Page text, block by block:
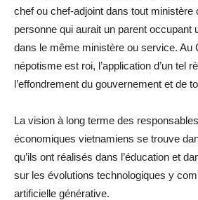
chef ou chef-adjoint dans tout ministère
personne qui aurait un parent occupant
dans le même ministère ou service. Au
népotisme est roi, l’application d’un tel
l’effondrement du gouvernement et de
La vision à long terme des
économiques vietnamiens se trouve
qu’ils ont réalisés dans l’éducation et
sur les évolutions technologiques y
artificielle générative.